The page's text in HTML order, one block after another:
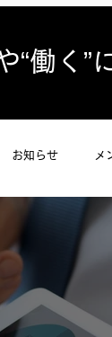
“働く”
お知らせ メ
ションするfactori
、実はこんなこと